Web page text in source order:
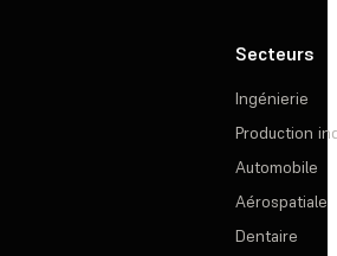
Secteurs
Ingénierie
Production
Automobile
Aérospatiale
Dentaire